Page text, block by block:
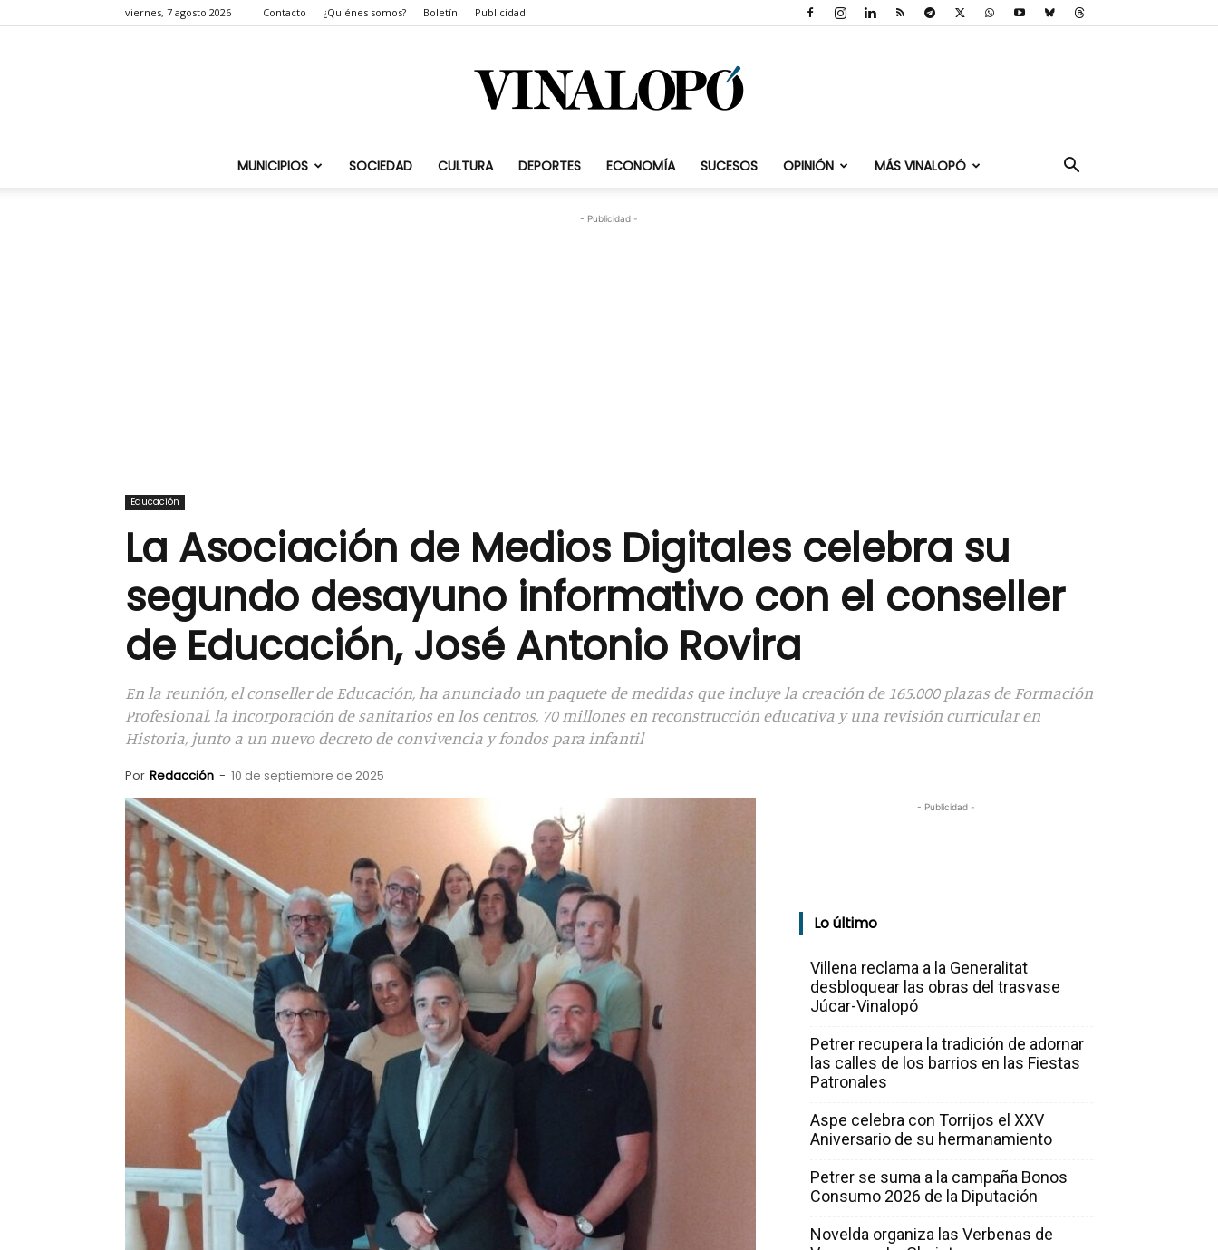
viernes, 7 agosto 2026 Contacto ¿Quiénes somos? Boletín Publicidad
Vinalopó.com
MUNICIPIOS SOCIEDAD CULTURA DEPORTES ECONOMÍA SUCESOS OPINIÓN MÁS VINALOPÓ
- Publicidad -
Educación
La Asociación de Medios Digitales celebra su
segundo desayuno informativo con el conseller
de Educación, José Antonio Rovira
En la reunión, el conseller de Educación, ha anunciado un paquete de medidas que incluye la creación de 165.000 plazas de Formación
Profesional, la incorporación de sanitarios en los centros, 70 millones en reconstrucción educativa y una revisión curricular en
Historia, junto a un nuevo decreto de convivencia y fondos para infantil
Por Redacción - 10 de septiembre de 2025
- Publicidad -
Lo último
Villena reclama a la Generalitat
desbloquear las obras del trasvase
Júcar-Vinalopó
Petrer recupera la tradición de adornar
las calles de los barrios en las Fiestas
Patronales
Aspe celebra con Torrijos el XXV
Aniversario de su hermanamiento
Petrer se suma a la campaña Bonos
Consumo 2026 de la Diputación
Novelda organiza las Verbenas de